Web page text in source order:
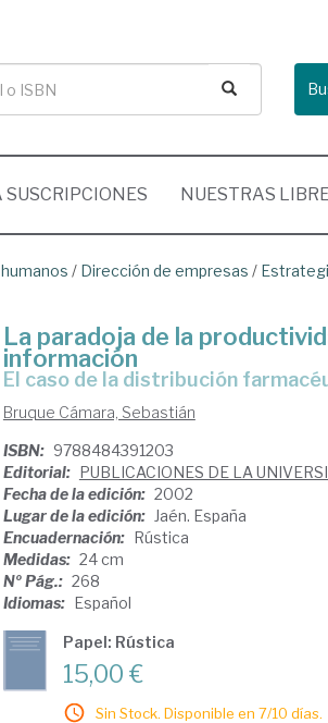
SUSCRIPCIONES NUESTRAS
/ Dirección de empresas /
La paradoja de la
información
El caso de la distribución
Bruque Cámara, Sebastián
ISBN: 9788484391203
Editorial: PUBLICACIONES DE LA
Fecha de la edición: 2002
Lugar de la edición: Jaén. España
Encuadernación: Rústica
Medidas: 24 cm
Nº Pág.: 268
Idiomas: Español
Papel: Rústica
15,00 €
Sin Stock. Disponible en 7/10 días.